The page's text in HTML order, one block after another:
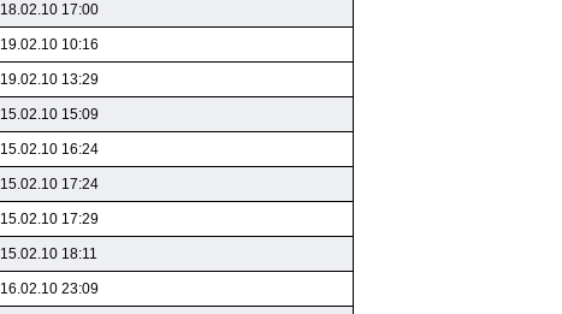
18.02.10 17:00
19.02.10 10:16
19.02.10 13:29
15.02.10 15:09
15.02.10 16:24
15.02.10 17:24
15.02.10 17:29
15.02.10 18:11
16.02.10 23:09